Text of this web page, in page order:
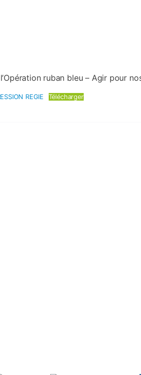
ruban bleu – Agir pour
REGIE Télécharger